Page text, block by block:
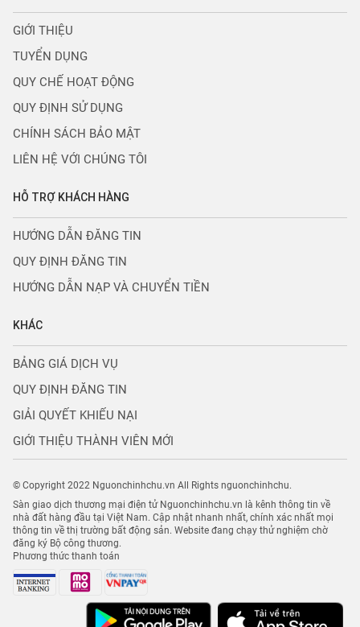
GIỚI THIỆU
TUYỂN DỤNG
QUY CHẾ HOẠT ĐỘNG
QUY ĐỊNH SỬ DỤNG
CHÍNH SÁCH BẢO MẬT
LIÊN HỆ VỚI CHÚNG TÔI
HỖ TRỢ KHÁCH HÀNG
HƯỚNG DẪN ĐĂNG TIN
QUY ĐỊNH ĐĂNG TIN
HƯỚNG DẪN NẠP VÀ CHUYỂN TIỀN
KHÁC
BẢNG GIÁ DỊCH VỤ
QUY ĐỊNH ĐĂNG TIN
GIẢI QUYẾT KHIẾU NẠI
GIỚI THIỆU THÀNH VIÊN MỚI
© Copyright 2022 Nguonchinhchu.vn All Rights nguonchinhchu.
Sàn giao dịch thương mại điện tử Nguonchinhchu.vn là kênh thông tin về
nhà đất hàng đầu tại Việt Nam. Cập nhật nhanh nhất, chính xác nhất mọi
thông tin về thị trường bất động sản. Website đang chạy thử nghiệm chờ
đăng ký Bộ công thương.
Phương thức thanh toán